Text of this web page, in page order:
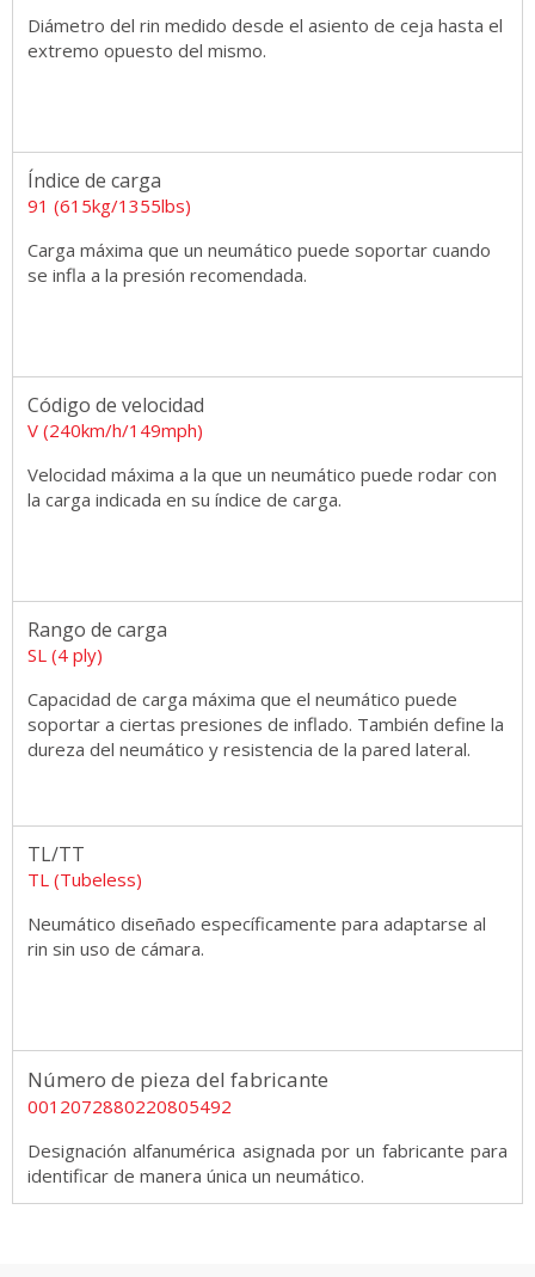
Diámetro del rin medido desde el asiento de ceja hasta el
extremo opuesto del mismo.
Índice de carga
91 (615kg/1355lbs)
Carga máxima que un neumático puede soportar cuando
se infla a la presión recomendada.
Código de velocidad
V (240km/h/149mph)
Velocidad máxima a la que un neumático puede rodar con
la carga indicada en su índice de carga.
Rango de carga
SL (4 ply)
Capacidad de carga máxima que el neumático puede
soportar a ciertas presiones de inflado. También define la
dureza del neumático y resistencia de la pared lateral.
TL/TT
TL (Tubeless)
Neumático diseñado específicamente para adaptarse al
rin sin uso de cámara.
Número de pieza del fabricante
0012072880220805492
Designación alfanumérica asignada por un fabricante para
identificar de manera única un neumático.